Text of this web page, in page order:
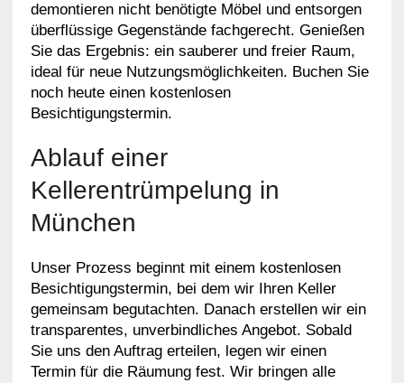
demontieren nicht benötigte Möbel und entsorgen
überflüssige Gegenstände fachgerecht. Genießen
Sie das Ergebnis: ein sauberer und freier Raum,
ideal für neue Nutzungsmöglichkeiten. Buchen Sie
noch heute einen kostenlosen
Besichtigungstermin.
Ablauf einer
Kellerentrümpelung in
München
Unser Prozess beginnt mit einem kostenlosen
Besichtigungstermin, bei dem wir Ihren Keller
gemeinsam begutachten. Danach erstellen wir ein
transparentes, unverbindliches Angebot. Sobald
Sie uns den Auftrag erteilen, legen wir einen
Termin für die Räumung fest. Wir bringen alle